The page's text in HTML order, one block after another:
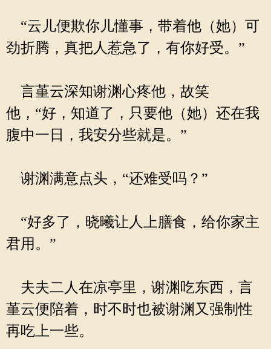
“云儿便欺你儿懂事，带着他（她）可
劲折腾，真把人惹急了，有你好受。”
言堇云深知谢渊心疼他，故笑
他，“好，知道了，只要他（她）还在我
腹中一日，我安分些就是。”
谢渊满意点头，“还难受吗？”
“好多了，晓曦让人上膳食，给你家主
君用。”
夫夫二人在凉亭里，谢渊吃东西，言
堇云便陪着，时不时也被谢渊又强制性
再吃上一些。